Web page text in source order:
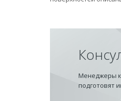
Менеджеры
подготовят